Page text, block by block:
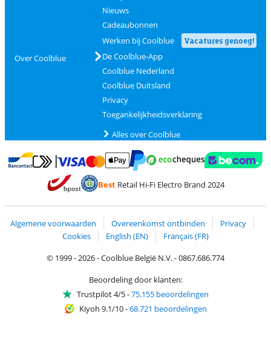
Over Coolblue
Nieuws
Cadeaubonnen
Werken bij Coolblue
Vacatures genoeg!
De Coolblue-App
Coolblue Nederland
Coolblue Duitsland
Privacy
Toegankelijkheidsverklaring
Alles over Coolblue
Betalen met Bancontact
Betalen met MasterCard en Visa via ClickToPay
Betalen met PayPal
BestRetail Hi-Fi Electro Brand 2024
Algemene voorwaarden Overeenkomst ontbinden
Privacy
Cookies
English (EN)
Français (FR)
© 1999 - 2026 - Coolblue België N.V. - 0867.686.774
Beoordeling door klanten:
Trustpilot 4/5-75.155 beoordelingen
Kiyoh 9.1/10-68.721 beoordelingen